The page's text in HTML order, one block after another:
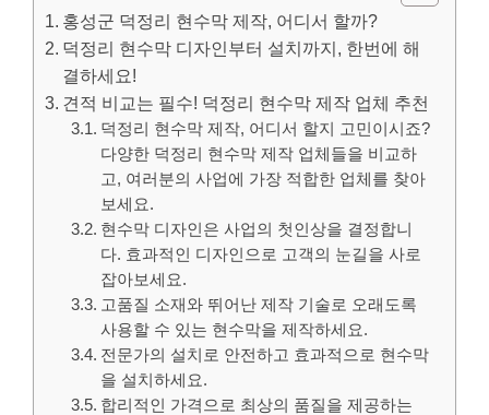
홍성군 덕정리 현수막 제작, 어디서 할까?
덕정리 현수막 디자인부터 설치까지, 한번에 해
결하세요!
견적 비교는 필수! 덕정리 현수막 제작 업체 추천
덕정리 현수막 제작, 어디서 할지 고민이시죠?
다양한 덕정리 현수막 제작 업체들을 비교하
고, 여러분의 사업에 가장 적합한 업체를 찾아
보세요.
현수막 디자인은 사업의 첫인상을 결정합니
다. 효과적인 디자인으로 고객의 눈길을 사로
잡아보세요.
고품질 소재와 뛰어난 제작 기술로 오래도록
사용할 수 있는 현수막을 제작하세요.
전문가의 설치로 안전하고 효과적으로 현수막
을 설치하세요.
합리적인 가격으로 최상의 품질을 제공하는